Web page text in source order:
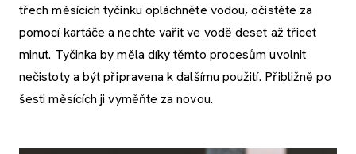
třech měsících tyčinku opláchněte vodou, očistěte za
pomocí kartáče a nechte vařit ve vodě deset až třicet
minut. Tyčinka by měla díky těmto procesům uvolnit
nečistoty a být připravena k dalšímu použití. Přibližně po
šesti měsících ji vyměňte za novou.